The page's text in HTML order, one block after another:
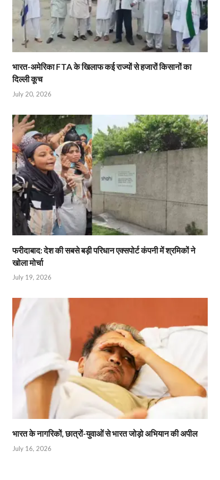
भारत-अमेरिका FTA के खिलाफ कई राज्यों से हजारों किसानों का
दिल्ली कूच
July 20, 2026
फरीदाबाद: देश की सबसे बड़ी परिधान एक्सपोर्ट कंपनी में श्रमिकों ने
खोला मोर्चा
July 19, 2026
भारत के नागरिकों, छात्रों-युवाओं से भारत जोड़ो अभियान की अपील
July 16, 2026